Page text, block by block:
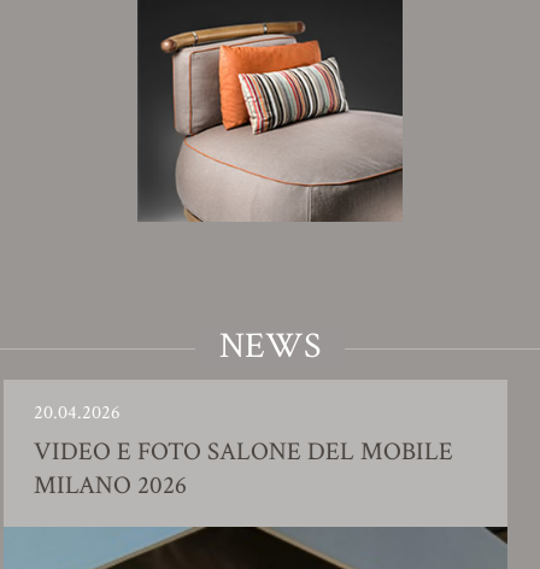
NEWS
E FOTO SALONE DEL MOBILE
2026